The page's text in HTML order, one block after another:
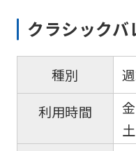
クラシックバ
種別
利用時間